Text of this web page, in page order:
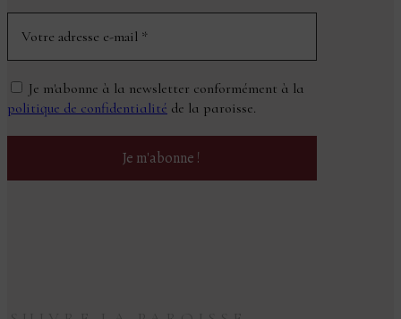
Je m'abonne à la newsletter conformément à la
politique de confidentialité de la paroisse.